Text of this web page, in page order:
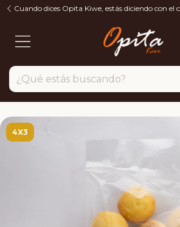
Cuando dices Opita Kiwe, estás diciendo con el
4X3